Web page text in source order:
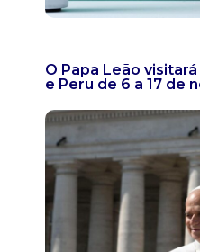
O Papa Leão
e Peru de 6 a 17 de